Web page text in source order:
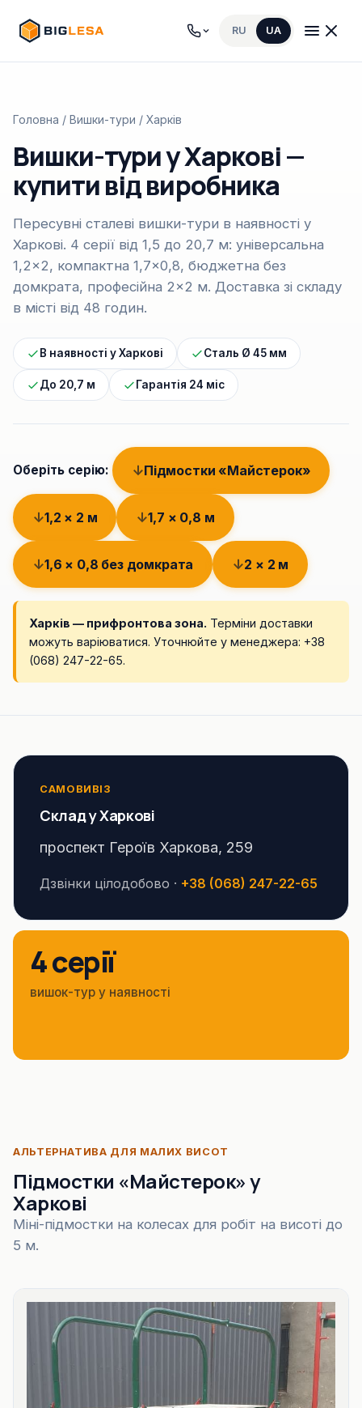
RU UA
Головна / Вишки-тури / Харків
Вишки-тури у Харкові —
купити від виробника
Пересувні сталеві вишки-тури в наявності у
Харкові. 4 серії від 1,5 до 20,7 м: універсальна
1,2×2, компактна 1,7×0,8, бюджетна без
домкрата, професійна 2×2 м. Доставка зі складу
в місті від 48 годин.
В наявності у Харкові Сталь Ø 45 мм
До 20,7 м Гарантія 24 міс
Оберіть серію: Підмостки «Майстерок»
1,2 × 2 м 1,7 × 0,8 м
1,6 × 0,8 без домкрата 2 × 2 м
Харків — прифронтова зона. Терміни доставки
можуть варіюватися. Уточнюйте у менеджера: +38
(068) 247-22-65.
САМОВИВІЗ
Склад у Харкові
проспект Героїв Харкова, 259
Дзвінки цілодобово · +38 (068) 247-22-65
4 серії
вишок-тур у наявності
АЛЬТЕРНАТИВА ДЛЯ МАЛИХ ВИСОТ
Підмостки «Майстерок» у
Харкові
Міні-підмостки на колесах для робіт на висоті до
5 м.